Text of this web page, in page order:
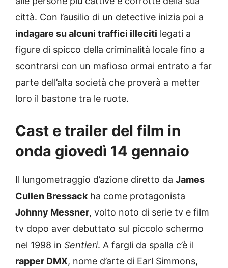
città. Con l’ausilio di un detective inizia poi a
indagare su alcuni traffici illeciti legati a
figure di spicco della criminalità locale fino a
scontrarsi con un mafioso ormai entrato a far
parte dell’alta società che proverà a metter
loro il bastone tra le ruote.
Cast e trailer del film in
onda giovedì 14 gennaio
Il lungometraggio d’azione diretto da James
Cullen Bressackha come protagonista
Johnny Messner, volto noto di serie tv e film
tv dopo aver debuttato sul piccolo schermo
nel 1998 in Sentieri. A fargli da spalla c’è il
rapper DMX, nome d’arte di Earl Simmons,